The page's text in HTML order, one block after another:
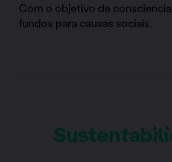
Com o objetivo de
fundos para causas sociais.